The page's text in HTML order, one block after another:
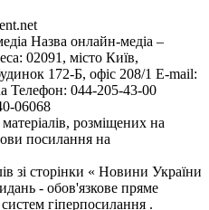
Назва онлайн-медіа –
02091, місто Київ,
172-Б, офіс 208/1 E-mail:
Телефон: 044-205-43-00
06068
розміщених на
посилання на
зі сторінки « Новини України
- обов'язкове пряме
гіперпосилання .